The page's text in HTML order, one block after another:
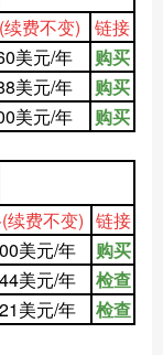
(续费不变)
链接
美元/年
购买
美元/年
购买
美元/年 购买
(续费不变) 链接
美元/年
购买
美元/年
检查
美元/年 检查